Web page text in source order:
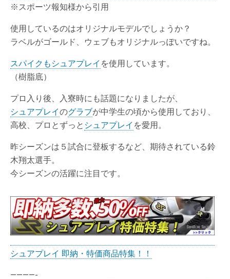
※スポーツ報知様から引用
使用しているのはオリジナルモデルでしょうか？
ラベルがゴールド、ウェブもオリジナルっぽいですね。
スパイクもシュアプレイ を使用しています。
（樹脂底）
プロ入り後、入寮時にも話題になりましたが、
シュアプレイのグラブが中学生の頃から使用しており、
高校、プロとずっと シュアプレイ を愛用。
昨シーズンは５試合に登板するなど、期待されている鈴
木翔太選手。
今シーズンの活躍に注目です。
シュアプレイ 即納・特価商品特集！！
————-